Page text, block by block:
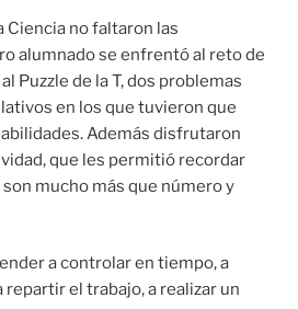
Ciencia no faltaron las
alumnado se enfrentó al reto de
Puzzle de la T, dos problemas
en los que tuvieron que
Además disfrutaron
que les permitió recordar
mucho más que número y
a controlar en tiempo, a
repartir el trabajo, a realizar un